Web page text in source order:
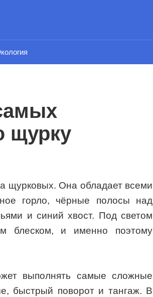
щурку
щурковых. Она обладает всеми
горло, чёрные полосы над
и синий хвост. Под светом
блеском, и именно поэтому
выполнять самые сложные
быстрый поворот и тангаж. В